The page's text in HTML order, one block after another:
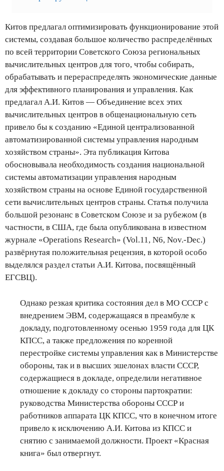
Китов предлагал оптимизировать функционирование этой
системы, создавая большое количество распределённых
по всей территории Советского Союза региональных
вычислительных центров для того, чтобы собирать,
обрабатывать и перераспределять экономические данные
для эффективного планирования и управления. Как
предлагал А.И. Китов — Объединение всех этих
вычислительных центров в общенациональную сеть
привело бы к созданию «Единой централизованной
автоматизированной системы управления народным
хозяйством страны». Эта публикация Китова
обосновывала необходимость создания национальной
системы автоматизации управления народным
хозяйством страны на основе Единой государственной
сети вычислительных центров страны. Статья получила
большой резонанс в Советском Союзе и за рубежом (в
частности, в США, где была опубликована в известном
журнале «Operations Research» (Vol.11, N6, Nov.-Dec.)
развёрнутая положительная рецензия, в которой особо
выделялся раздел статьи А.И. Китова, посвящённый
ЕГСВЦ).
Однако резкая критика состояния дел в МО СССР с
внедрением ЭВМ, содержащаяся в преамбуле к
докладу, подготовленному осенью 1959 года для ЦК
КПСС, а также предложения по коренной
перестройке системы управления как в Министерстве
обороны, так и в высших эшелонах власти СССР,
содержащиеся в докладе, определили негативное
отношение к докладу со стороны партократии:
руководства Министерства обороны СССР и
работников аппарата ЦК КПСС, что в конечном итоге
привело к исключению А.И. Китова из КПСС и
снятию с занимаемой должности. Проект «Красная
книга» был отвергнут.